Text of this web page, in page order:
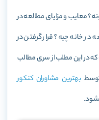
معایب و مزایای مطالعه در
در خانه چیه؟ قرار گرفتن در
که در این مطلب از سری مطالب
بهترین مشاوران کنکور